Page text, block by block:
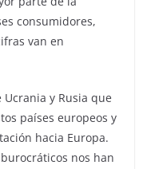
consumidores,
van en
y Rusia que
países europeos y
hacia Europa.
nos han